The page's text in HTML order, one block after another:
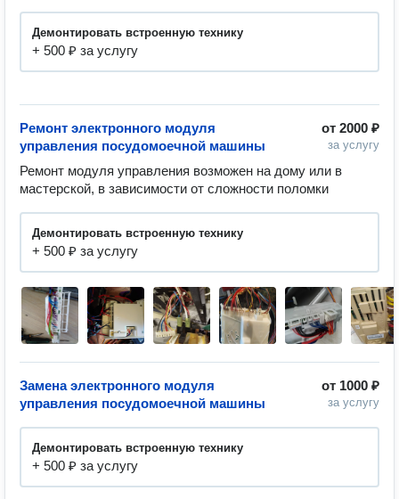
Демонтировать встроенную технику
+ 500 ₽ за услугу
от 2000 ₽
за услугу
Ремонт электронного модуля
управления посудомоечной машины
Ремонт модуля управления возможен на дому или в
мастерской, в зависимости от сложности поломки
Демонтировать встроенную технику
+ 500 ₽ за услугу
от 1000 ₽
за услугу
Замена электронного модуля
управления посудомоечной машины
Демонтировать встроенную технику
+ 500 ₽ за услугу